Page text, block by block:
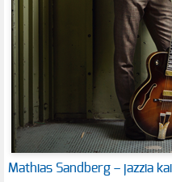
Mathias Sandberg – jazzia